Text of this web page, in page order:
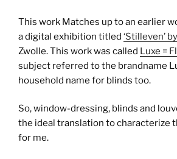
This work Matches up to an earlier
a digital exhibition titled ‘Stilleven’
Zwolle. This work was called Luxe =
subject referred to the brandname
household name for blinds too.
So, window-dressing, blinds and
the ideal translation to characterize
for me.